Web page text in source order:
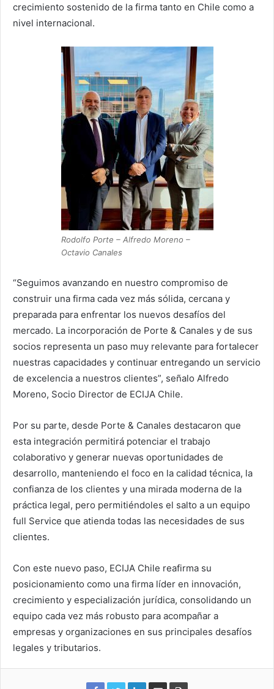
crecimiento sostenido de la firma tanto en Chile como a
nivel internacional.
Rodolfo Porte – Alfredo Moreno –
Octavio Canales
“Seguimos avanzando en nuestro compromiso de
construir una firma cada vez más sólida, cercana y
preparada para enfrentar los nuevos desafíos del
mercado. La incorporación de Porte & Canales y de sus
socios representa un paso muy relevante para fortalecer
nuestras capacidades y continuar entregando un servicio
de excelencia a nuestros clientes”, señalo Alfredo
Moreno, Socio Director de ECIJA Chile.
Por su parte, desde Porte & Canales destacaron que
esta integración permitirá potenciar el trabajo
colaborativo y generar nuevas oportunidades de
desarrollo, manteniendo el foco en la calidad técnica, la
confianza de los clientes y una mirada moderna de la
práctica legal, pero permitiéndoles el salto a un equipo
full Service que atienda todas las necesidades de sus
clientes.
Con este nuevo paso, ECIJA Chile reafirma su
posicionamiento como una firma líder en innovación,
crecimiento y especialización jurídica, consolidando un
equipo cada vez más robusto para acompañar a
empresas y organizaciones en sus principales desafíos
legales y tributarios.